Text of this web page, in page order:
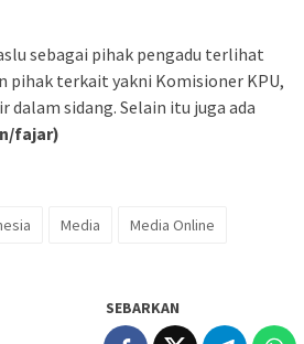
sebagai pihak pengadu terlihat
pihak terkait yakni Komisioner KPU,
dalam sidang. Selain itu juga ada
fajar)
Media
Media Online
SEBARKAN